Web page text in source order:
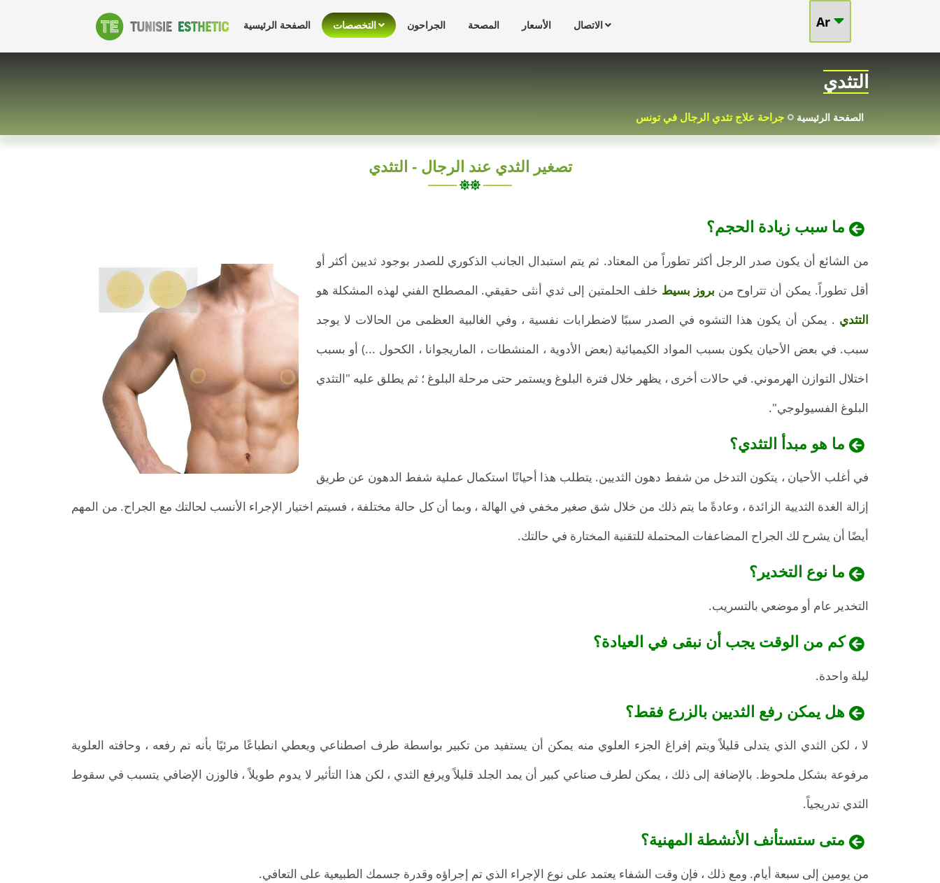
الثدي
الرجال
التثدي
عند
الذكور
Ar الصفحة الرئيسية التخصصات الجراحون المصحة الأسعار الاتصال
التثدي
الصفحة الرئيسية جراحة علاج تثدي الرجال في تونس
تصغير الثدي عند الرجال - التثدي
ما سبب زيادة الحجم؟
من الشائع أن يكون صدر الرجل أكثر تطوراً من المعتاد. ثم يتم استبدال الجانب الذكوري للصدر بوجود ثديين أكثر أو
أقل تطوراً. يمكن أن تتراوح من بروز بسيط خلف الحلمتين إلى ثدي أنثى حقيقي. المصطلح الفني لهذه المشكلة هو
التثدي . يمكن أن يكون هذا التشوه في الصدر سببًا لاضطرابات نفسية ، وفي الغالبية العظمى من الحالات لا يوجد
سبب. في بعض الأحيان يكون بسبب المواد الكيميائية (بعض الأدوية ، المنشطات ، الماريجوانا ، الكحول ...) أو بسبب
اختلال التوازن الهرموني. في حالات أخرى ، يظهر خلال فترة البلوغ ويستمر حتى مرحلة البلوغ ؛ ثم يطلق عليه "التثدي
البلوغ الفسيولوجي".
ما هو مبدأ التثدي؟
في أغلب الأحيان ، يتكون التدخل من شفط دهون الثديين. يتطلب هذا أحيانًا استكمال عملية شفط الدهون عن طريق
إزالة الغدة الثديية الزائدة ، وعادةً ما يتم ذلك من خلال شق صغير مخفي في الهالة ، وبما أن كل حالة مختلفة ، فسيتم اختيار الإجراء الأنسب لحالتك مع الجراح. من المهم
أيضًا أن يشرح لك الجراح المضاعفات المحتملة للتقنية المختارة في حالتك.
ما نوع التخدير؟
التخدير عام أو موضعي بالتسريب.
كم من الوقت يجب أن نبقى في العيادة؟
ليلة واحدة.
هل يمكن رفع الثديين بالزرع فقط؟
لا ، لكن الثدي الذي يتدلى قليلاً ويتم إفراغ الجزء العلوي منه يمكن أن يستفيد من تكبير بواسطة طرف اصطناعي ويعطي انطباعًا مرئيًا بأنه تم رفعه ، وحافته العلوية
مرفوعة بشكل ملحوظ. بالإضافة إلى ذلك ، يمكن لطرف صناعي كبير أن يمد الجلد قليلاً ويرفع الثدي ، لكن هذا التأثير لا يدوم طويلاً ، فالوزن الإضافي يتسبب في سقوط
الثدي تدريجياً.
متى ستستأنف الأنشطة المهنية؟
من يومين إلى سبعة أيام. ومع ذلك ، فإن وقت الشفاء يعتمد على نوع الإجراء الذي تم إجراؤه وقدرة جسمك الطبيعية على التعافي.